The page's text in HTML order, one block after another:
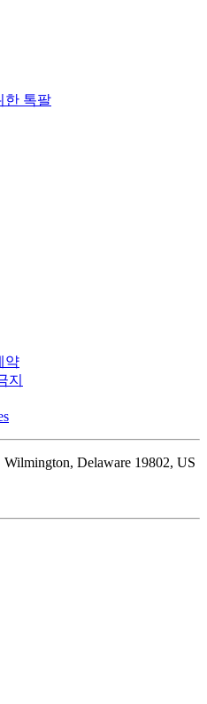
한 톡팔
약
지
Delaware 19802, US